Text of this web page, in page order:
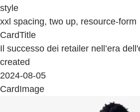
style
xxl spacing, two up, resource-form
CardTitle
Il successo dei retailer nell’era
created
2024-08-05
CardImage